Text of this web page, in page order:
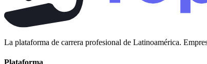
La plataforma de carrera profesional de Latinoamérica.
Plataforma